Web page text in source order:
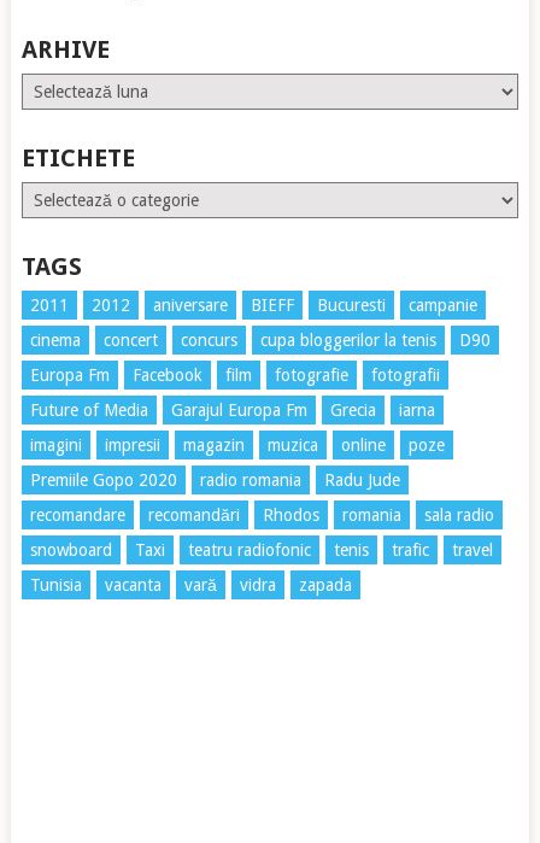
ARHIVE
Arhive
ETICHETE
Etichete
TAGS
2011 2012 aniversare BIEFF Bucuresti
campanie
cinema
concert concurs cupa bloggerilor la tenis
D90
Europa Fm
Facebook film fotografie
fotografii
Future of Media
Garajul Europa Fm Grecia
iarna
imagini
impresii magazin muzica online
poze
Premiile Gopo 2020
radio romania
Radu Jude
recomandare
recomandări Rhodos romania
sala radio
snowboard
Taxi teatru radiofonic tenis trafic
travel
Tunisia
vacanta vară vidra zapada